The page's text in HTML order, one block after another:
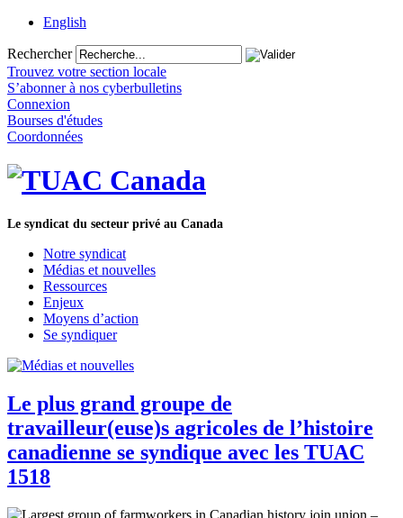
English
Rechercher
Trouvez votre section locale
S’abonner à nos cyberbulletins
Connexion
Bourses d'études
Coordonnées
Le syndicat du secteur privé au Canada
Notre syndicat
Médias et nouvelles
Ressources
Enjeux
Moyens d’action
Se syndiquer
Le plus grand groupe de
travailleur(euse)s agricoles de l’histoire
canadienne se syndique avec les TUAC
1518